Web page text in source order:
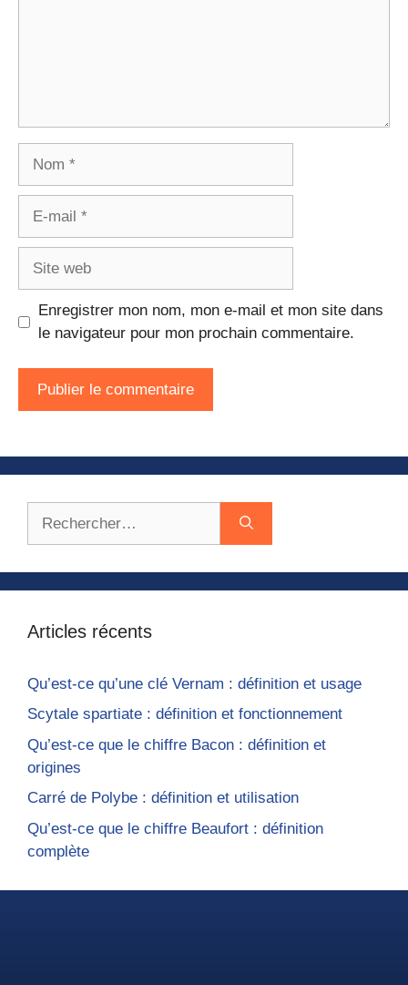
Enregistrer mon nom, mon e-mail et mon site dans
le navigateur pour mon prochain commentaire.
Articles récents
Qu’est-ce qu’une clé Vernam : définition et usage
Scytale spartiate : définition et fonctionnement
Qu’est-ce que le chiffre Bacon : définition et
origines
Carré de Polybe : définition et utilisation
Qu’est-ce que le chiffre Beaufort : définition
complète